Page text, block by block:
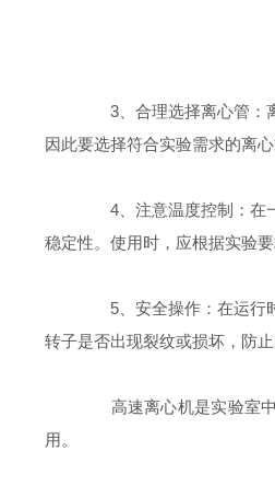
3、合理选择离心管：离
因此要选择符合实验需求的离心
4、注意温度控制：在一
稳定性。使用时，应根据实验要
5、安全操作：在运行时
转子是否出现裂纹或损坏，防
高速离心机是实验室中
用。